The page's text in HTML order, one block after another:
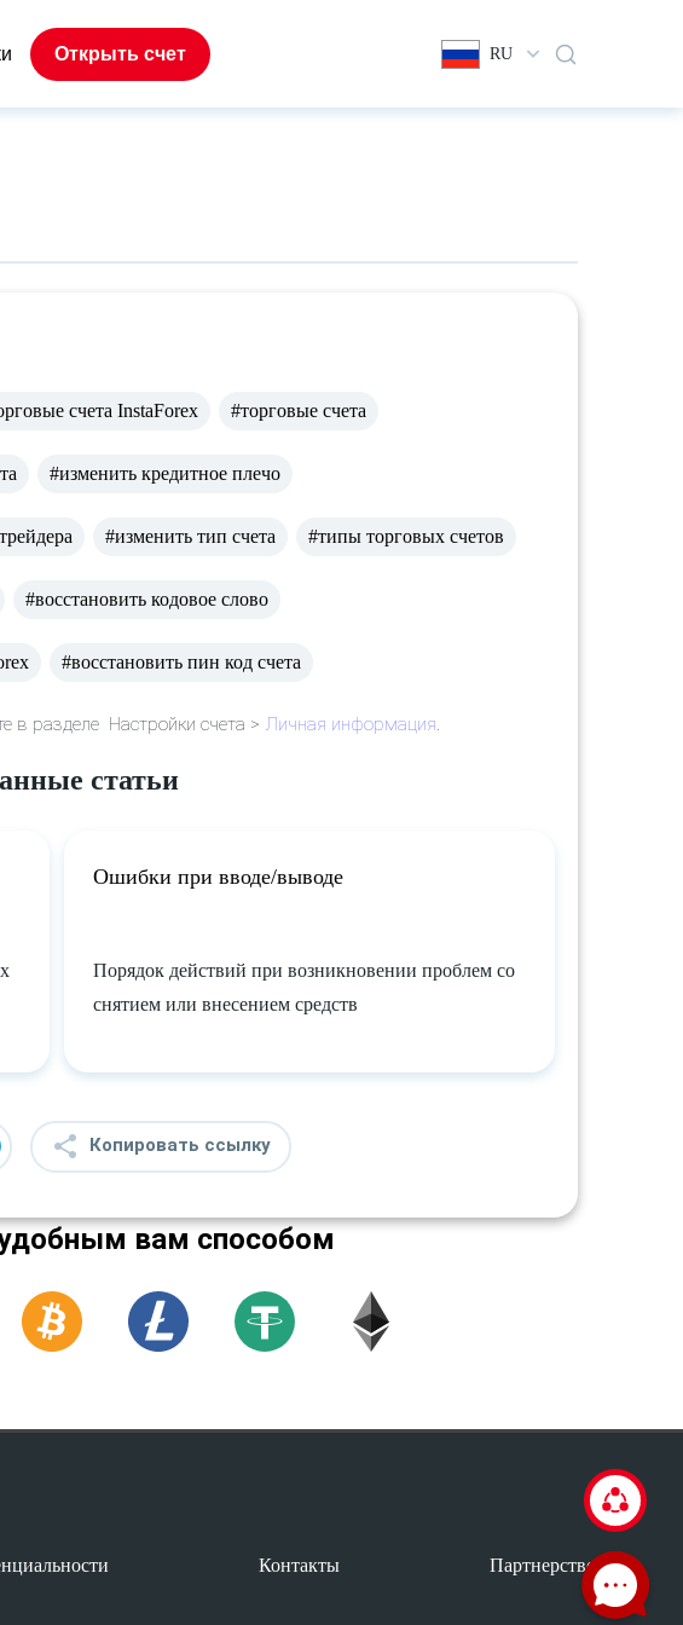
Открыть счет RU
счета InstaForex #торговые счета
#изменить кредитное плечо
#изменить тип счета #типы торговых счетов
#восстановить кодовое слово
#восстановить пин код счета
в разделе Настройки счета > Личная информация
статьи
Ошибки при вводе/выводе
Порядок действий при возникновении проблем со
снятием или внесением средств
Копировать ссылку
вам способом
Контакты Партнерство